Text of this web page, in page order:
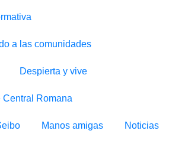
a las comunidades
Despierta y vive
Romana
Manos amigas Noticias